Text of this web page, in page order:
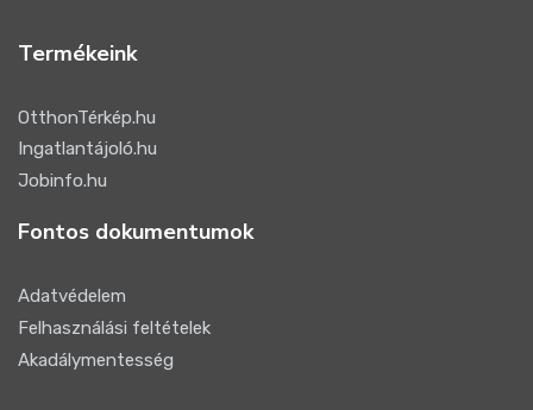
Termékeink
OtthonTérkép.hu
Ingatlantájoló.hu
Jobinfo.hu
Fontos dokumentumok
Adatvédelem
Felhasználási feltételek
Akadálymentesség